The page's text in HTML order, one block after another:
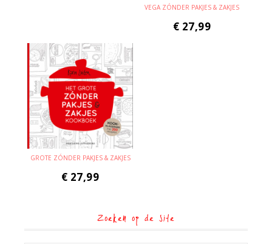
VEGA ZÓNDER PAKJES & ZAKJES
€ 27,99
GROTE ZÓNDER PAKJES & ZAKJES
€ 27,99
Zoeken op de site